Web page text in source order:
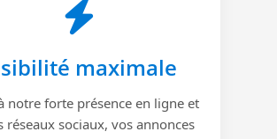
maximale
notre forte présence en ligne et
réseaux sociaux, vos annonces